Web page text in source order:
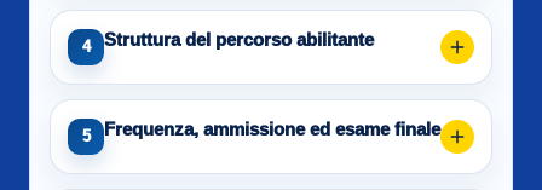
4 Struttura del percorso abilitante
5 Frequenza, ammissione ed esame finale